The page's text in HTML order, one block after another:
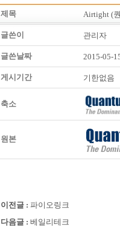
제목 Airtight (
글쓴이 관리자
글쓴날짜 2015-05-
게시기간 기한없음
축소
원본
이전글 : 파이오링크
다음글 : 베일리테크